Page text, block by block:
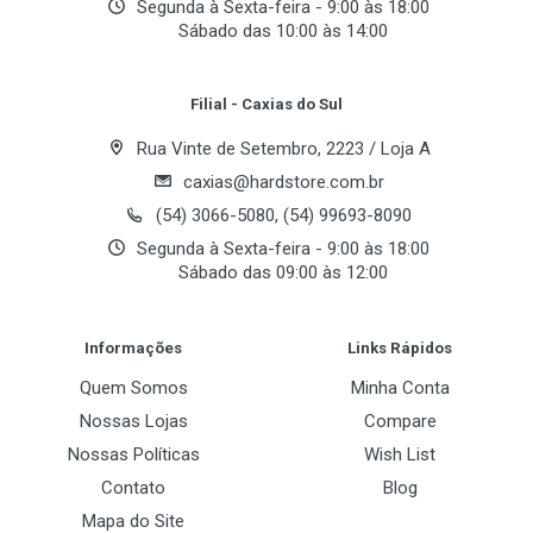
Holandês, Sueco, Chinês Tradicional e Chinês
Radio FM embutido com capacidade para 20 estações na
Gravador de voz digital com microfone embutido, grava
até 288 horas
7 Tipos de equalização (Jazz, Pop, Classic, Natural, Rock,
Soft, DBB)
Game embutido
Bateria interna recarregável
Segunda à Sexta-feira - 9:00 às 18:00
Sábado das 10:00 às 14:00
Filial - Caxias do Sul
Rua Vinte de Setembro, 2223 / Loja A
caxias@hardstore.com.br
(54) 3066-5080, (54) 99693-8090
Segunda à Sexta-feira - 9:00 às 18:00
Sábado das 09:00 às 12:00
Informações
Quem Somos
Nossas Lojas
Nossas Políticas
Contato
Mapa do Site
Links Rápidos
Minha Conta
Compare
Wish List
Blog